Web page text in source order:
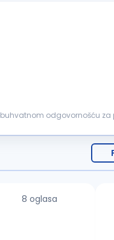
odgovornošću za
8 oglasa